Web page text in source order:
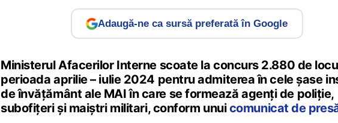
Adaugă-ne ca sursă preferată în Google
Ministerul Afacerilor Interne scoate la concurs 2.880 de
perioada aprilie – iulie 2024 pentru admiterea în cele șase
de învățământ ale MAI în care se formează agenți de poliție,
subofițeri și maiștri militari, conform unuicomunicat de